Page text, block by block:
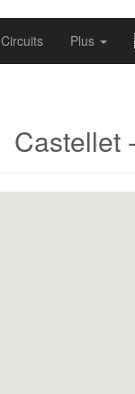
Circuits Plus
Castellet